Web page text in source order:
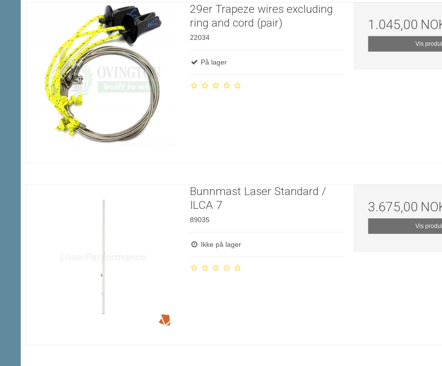
29er Trapeze wires excluding
ring and cord (pair)
22034
På lager
1.045,00
Vis
Bunnmast Laser Standard /
ILCA 7
89035
Ikke på lager
3.675,00
Vis